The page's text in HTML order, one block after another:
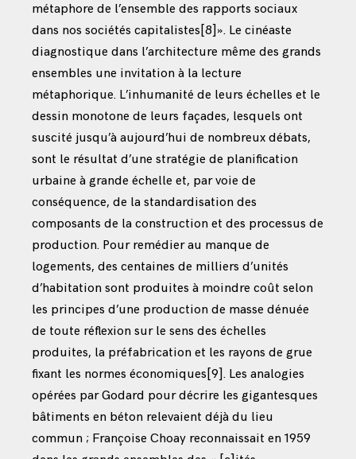
métaphore de l’ensemble des rapports sociaux
dans nos sociétés capitalistes [8] ». Le cinéaste
diagnostique dans l’architecture même des grands
ensembles une invitation à la lecture
métaphorique. L’inhumanité de leurs échelles et le
dessin monotone de leurs façades, lesquels ont
suscité jusqu’à aujourd’hui de nombreux débats,
sont le résultat d’une stratégie de planification
urbaine à grande échelle et, par voie de
conséquence, de la standardisation des
composants de la construction et des processus de
production. Pour remédier au manque de
logements, des centaines de milliers d’unités
d’habitation sont produites à moindre coût selon
les principes d’une production de masse dénuée
de toute réflexion sur le sens des échelles
produites, la préfabrication et les rayons de grue
fixant les normes économiques [9]. Les analogies
opérées par Godard pour décrire les gigantesques
bâtiments en béton relevaient déjà du lieu
commun ; Françoise Choay reconnaissait en 1959